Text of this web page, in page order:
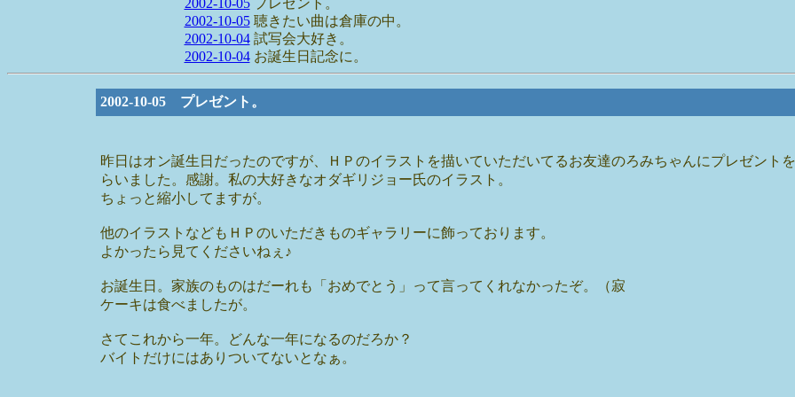
2002-10-05プレゼント。
2002-10-05聴きたい曲は倉庫の中。
2002-10-04試写会大好き。
2002-10-04お誕生日記念に。
2002-10-05 プレゼント。
昨日はオン誕生日だったのですが、ＨＰのイラストを描いていただいてるお友達のろみちゃんにプレゼント
らいました。感謝。私の大好きなオダギリジョー氏のイラスト。
ちょっと縮小してますが。
他のイラストなどもＨＰのいただきものギャラリーに飾っております。
よかったら見てくださいねぇ♪
お誕生日。家族のものはだーれも「おめでとう」って言ってくれなかったぞ。（寂
ケーキは食べましたが。
さてこれから一年。どんな一年になるのだろか？
バイトだけにはありついてないとなぁ。